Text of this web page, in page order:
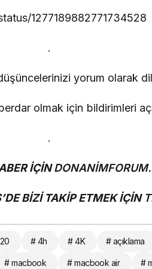
1277189882771734528
.
yorum olarak
olmak için bildirimleri
.
İÇİN
BİZİ TAKİP ETMEK İÇİN
# 4h # 4K # açıklama
# macbook # macbook air #